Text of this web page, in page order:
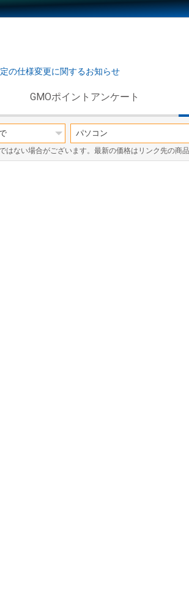
の仕様変更に関するお知らせ
GMOポイントアンケート
はない場合がございます。最新の価格はリンク先の商